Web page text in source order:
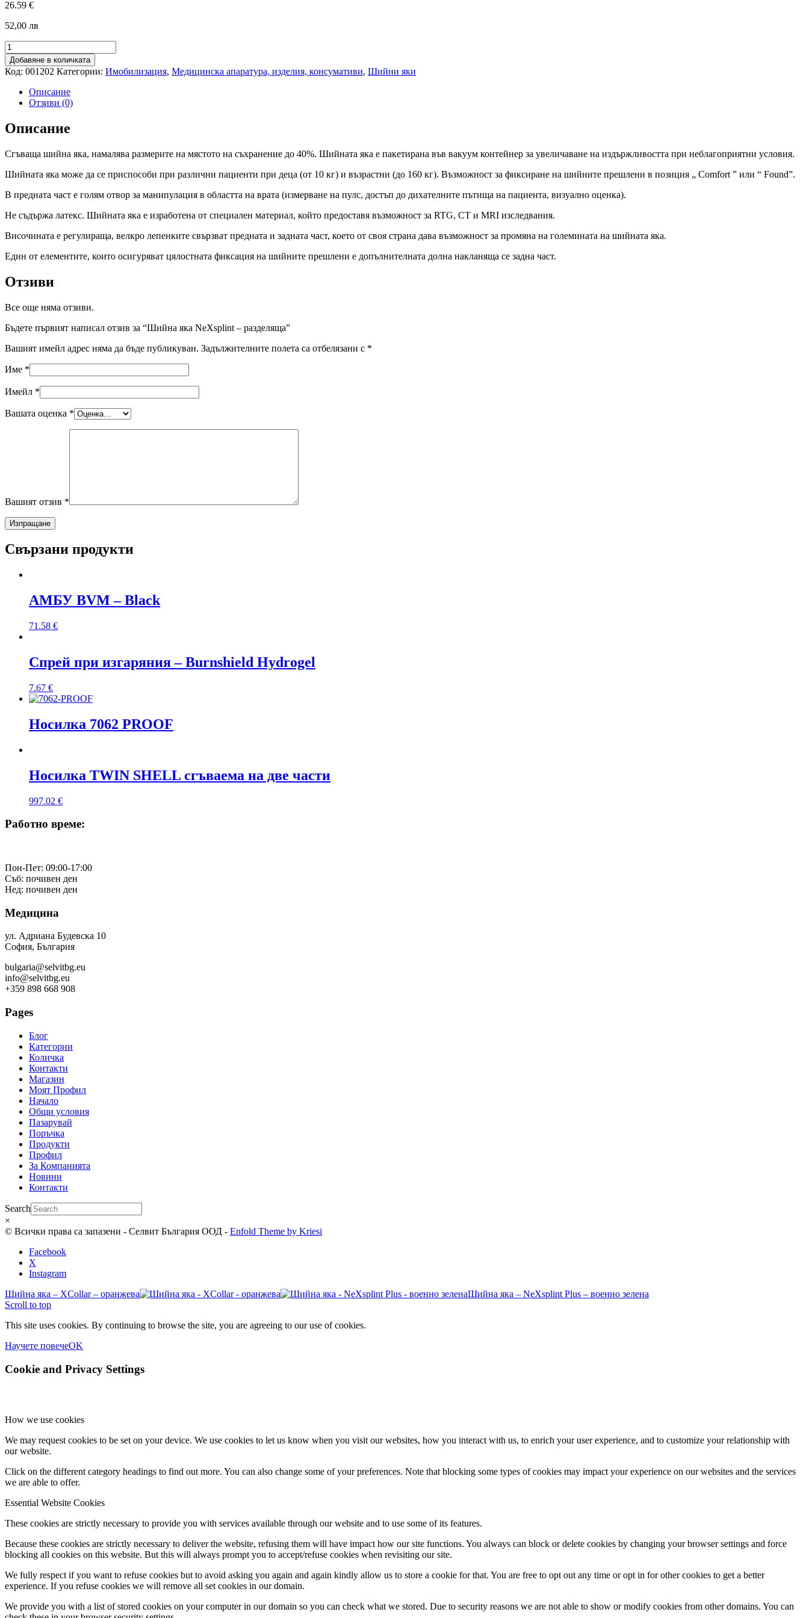
26.59 €
52,00 лв
количество
за
Шийна
яка
NeXsplint
разделяща
Добавяне в количката
Код: 001202 Категории: Имобилизация, Медицинска апаратура, изделия, консумативи, Шийни яки
Описание
Отзиви (0)
Описание
Сгъваща шийна яка, намалява размерите на мястото на съхранение до 40%. Шийната яка е пакетирана във вакуум контейнер за увеличаване на издържливостта при неблагоприятни условия.
Шийната яка може да се приспособи при различни пациенти при деца (от 10 кг) и възрастни (до 160 кг). Възможност за фиксиране на шийните прешлени в позиция „ Comfort ” или “ Found”.
В предната част е голям отвор за манипулация в областта на врата (измерване на пулс, достъп до дихателните пътища на пациента, визуално оценка).
Не съдържа латекс. Шийната яка е изработена от специален материал, който предоставя възможност за RTG, CT и MRI изследвания.
Височината е регулираща, велкро лепенките свързват предната и задната част, което от своя страна дава възможност за промяна на големината на шийната яка.
Един от елементите, които осигуряват цялостната фиксация на шийните прешлени е допълнителната долна накланяща се задна част.
Отзиви
Все още няма отзиви.
Бъдете първият написал отзив за “Шийна яка NeXsplint – разделяща”
Вашият имейл адрес няма да бъде публикуван. Задължителните полета са отбелязани с *
Име *
Имейл *
Вашата оценка *
Вашият отзив *
Свързани продукти
АМБУ BVM – Black
71.58 €
Спрей при изгаряния – Burnshield Hydrogel
7.67 €
Носилка 7062 PROOF
Носилка TWIN SHELL сгъваема на две части
997.02 €
Работно време:
Пон-Пет: 09:00-17:00
Съб: почивен ден
Нед: почивен ден
Медицина
ул. Адриана Будевска 10
София, България
bulgaria@selvitbg.eu
info@selvitbg.eu
+359 898 668 908
Pages
Блог
Категории
Количка
Контакти
Магазин
Моят Профил
Начало
Общи условия
Пазарувай
Поръчка
Продукти
Профил
За Компанията
Новини
Контакти
Search
×
© Всички права са запазени - Селвит България ООД - Enfold Theme by Kriesi
Facebook
X
Instagram
Шийна яка – XCollar – оранжева
Шийна яка – NeXsplint Plus – военно зелена
Scroll to top
This site uses cookies. By continuing to browse the site, you are agreeing to our use of cookies.
Научете повечеOK
Cookie and Privacy Settings
How we use cookies
We may request cookies to be set on your device. We use cookies to let us know when you visit our websites, how you interact with us, to enrich your user experience, and to customize your relationship with
our website.
Click on the different category headings to find out more. You can also change some of your preferences. Note that blocking some types of cookies may impact your experience on our websites and the services
we are able to offer.
Essential Website Cookies
These cookies are strictly necessary to provide you with services available through our website and to use some of its features.
Because these cookies are strictly necessary to deliver the website, refusing them will have impact how our site functions. You always can block or delete cookies by changing your browser settings and force
blocking all cookies on this website. But this will always prompt you to accept/refuse cookies when revisiting our site.
We fully respect if you want to refuse cookies but to avoid asking you again and again kindly allow us to store a cookie for that. You are free to opt out any time or opt in for other cookies to get a better
experience. If you refuse cookies we will remove all set cookies in our domain.
We provide you with a list of stored cookies on your computer in our domain so you can check what we stored. Due to security reasons we are not able to show or modify cookies from other domains. You can